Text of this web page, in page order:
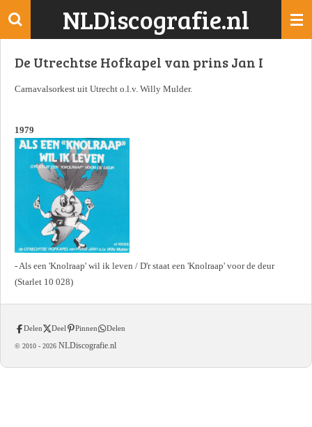
Ga
de
NLDiscografie.nl
De Utrechtse Hofkapel van prins Jan I
Carnavalsorkest uit Utrecht o.l.v. Willy Mulder.
1979
- Als een 'Knolraap' wil ik leven / D'r staat een 'Knolraap' voor de deur
(Starlet 10 028)
Delen Deel Pinnen Delen
© 2010 - 2026 NLDiscografie.nl